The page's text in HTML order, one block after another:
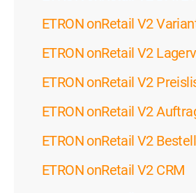
ETRON onRetail V2
ETRON onRetail V2
ETRON onRetail V2
ETRON onRetail V2
ETRON onRetail V2
ETRON onRetail V2 CRM